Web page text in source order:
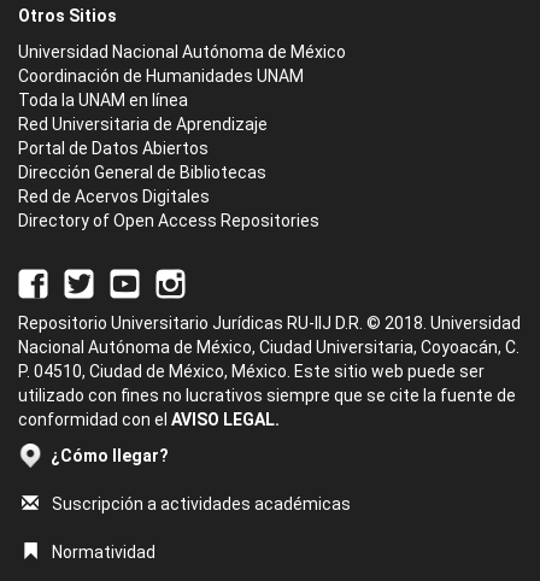
Otros Sitios
Universidad Nacional Autónoma de México
Coordinación de Humanidades UNAM
Toda la UNAM en línea
Red Universitaria de Aprendizaje
Portal de Datos Abiertos
Dirección General de Bibliotecas
Red de Acervos Digitales
Directory of Open Access Repositories
Repositorio Universitario Jurídicas RU-IIJ D.R. © 2018. Universidad
Nacional Autónoma de México, Ciudad Universitaria, Coyoacán, C.
P. 04510, Ciudad de México, México. Este sitio web puede ser
utilizado con fines no lucrativos siempre que se cite la fuente de
conformidad con el AVISO LEGAL.
¿Cómo llegar?
Suscripción a actividades académicas
Normatividad